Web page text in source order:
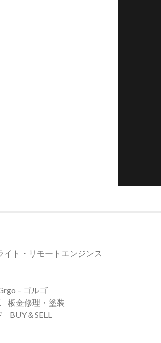
ト・リモートエンジンス
– ゴルゴ
板金修理・塗装
BUY＆SELL